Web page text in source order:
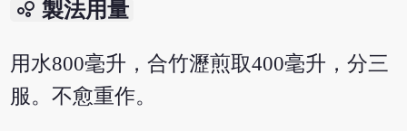
bubble_chart 製法用量
用水800毫升，合竹瀝煎取400毫升，分三
服。不愈重作。